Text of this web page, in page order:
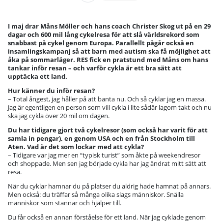
I maj drar Måns Möller och hans coach Christer Skog ut på en 29
dagar och 600 mil lång cykelresa för att slå världsrekord som
snabbast på cykel genom Europa. Parallellt pågår också en
insamlingskampanj så att barn med autism ska få möjlighet att
åka på sommarläger. RES fick en pratstund med Måns om hans
tankar inför resan – och varför cykla är ett bra sätt att
upptäcka ett land.
Hur känner du inför resan?
– Total ångest, jag håller på att banta nu. Och så cyklar jag en massa.
Jag är egentligen en person som vill cykla i lite sådär lagom takt och nu
ska jag cykla över 20 mil om dagen.
Du har tidigare gjort två cykelresor (som också har varit för att
samla in pengar), en genom USA och en från Stockholm till
Aten. Vad är det som lockar med att cykla?
– Tidigare var jag mer en “typisk turist” som åkte på weekendresor
och shoppade. Men sen jag började cykla har jag ändrat mitt sätt att
resa.
När du cyklar hamnar du på platser du aldrig hade hamnat på annars.
Men också: du träffar så många olika slags människor. Snälla
människor som stannar och hjälper till.
Du får också en annan förståelse för ett land. När jag cyklade genom